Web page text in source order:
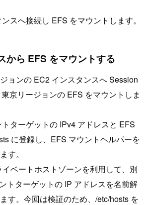
スへ接続し EFS をマウントします。
から EFS をマウントする
ョンの EC2 インスタンスへ Session
京リージョンの EFS をマウントしま
ターゲットの IPv4 アドレスと EFS
に登録し、EFS マウントヘルパーを
す。
ベートホストゾーンを利用して、別
トターゲットの IP アドレスを名前解
す。今回は検証のため、/etc/hosts を